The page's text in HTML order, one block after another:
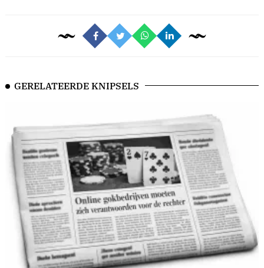
GERELATEERDE KNIPSELS